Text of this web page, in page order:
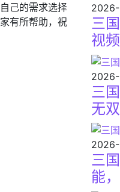
己的需求选择
有所帮助，祝
三
视
三
无双
三
能